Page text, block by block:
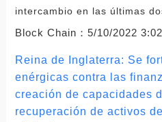
intercambio en las últimas
Block Chain： 5/10/2022
Reina de Inglaterra: Se
enérgicas contra las
creación de capacidades
recuperación de activos